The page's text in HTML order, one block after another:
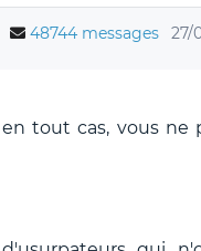
48744 messages 27/
tout cas, vous ne